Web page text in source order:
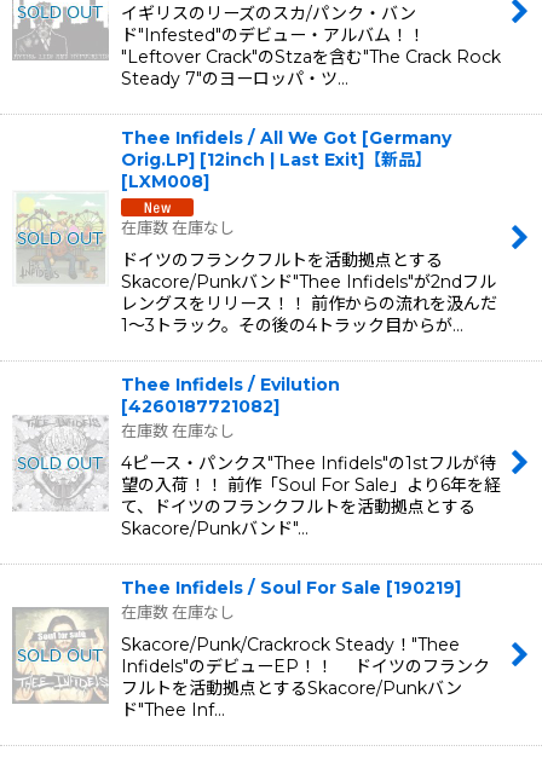
イギリスのリーズのスカ/パンク・バン
ド"Infested"のデビュー・アルバム！！
"Leftover Crack"のStzaを含む"The Crack Rock
Steady 7"のヨーロッパ・ツ…
Thee Infidels / All We Got [Germany
Orig.LP] [12inch | Last Exit]【新品】
[LXM008]
在庫数 在庫なし
ドイツのフランクフルトを活動拠点とする
Skacore/Punkバンド"Thee Infidels"が2ndフル
レングスをリリース！！ 前作からの流れを汲んだ
1〜3トラック。その後の4トラック目からが…
Thee Infidels / Evilution
[4260187721082]
在庫数 在庫なし
4ピース・パンクス"Thee Infidels"の1stフルが待
望の入荷！！ 前作「Soul For Sale」より6年を経
て、ドイツのフランクフルトを活動拠点とする
Skacore/Punkバンド"…
Thee Infidels / Soul For Sale [190219]
在庫数 在庫なし
Skacore/Punk/Crackrock Steady！"Thee
Infidels"のデビューEP！！ ドイツのフランク
フルトを活動拠点とするSkacore/Punkバン
ド"Thee Inf…